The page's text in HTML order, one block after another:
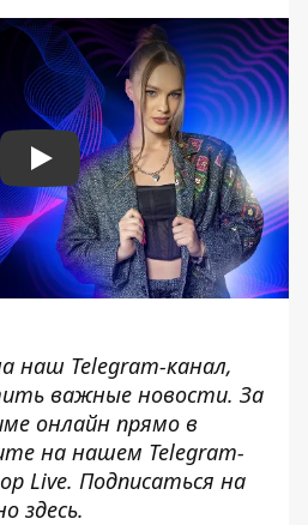
Play
наш Telegram-канал,
важные новости. За
онлайн прямо в
на нашем Telegram-
Live. Подписаться на
здесь.